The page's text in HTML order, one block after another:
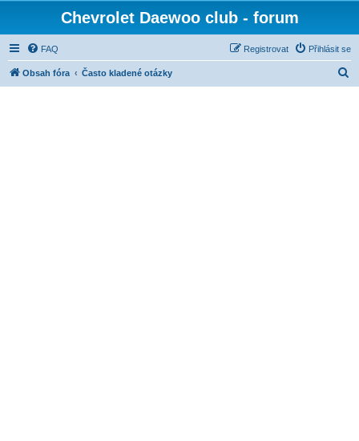
Chevrolet Daewoo club - forum
FAQ Přihlásit se
Registrovat
Obsah fóra Často kladené otázky